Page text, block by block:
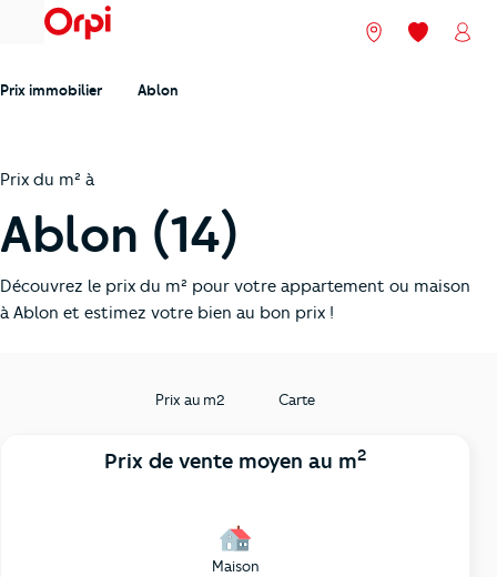
menu Nos agences
Mes
Prix immobilier Ablon
Prix du m² à
Ablon (14)
Découvrez le prix du m² pour votre appartement ou maison
à Ablon et estimez votre bien au bon prix !
Prix au m2 Carte
Prix de vente moyen au m2
Maison